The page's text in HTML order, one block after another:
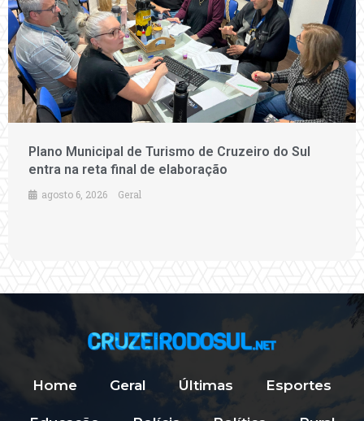
Plano Municipal de Turismo de Cruzeiro do Sul
entra na reta final de elaboração
agosto 6, 2026 Geral
Home Geral Últimas Esportes